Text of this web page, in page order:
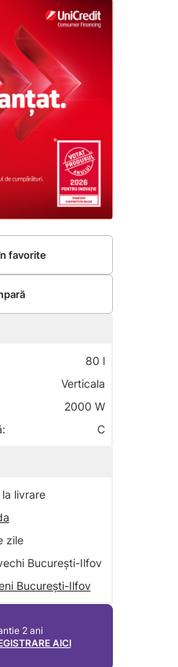
80 l
Verticala
2000 W
C
livrare
zile
București-Ilfov
București-Ilfov
2 ani
AICI
favorite